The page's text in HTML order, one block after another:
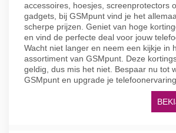
accessoires, hoesjes, screenprotectors
gadgets, bij GSMpunt vind je het
scherpe prijzen. Geniet van hoge
en vind de perfecte deal voor jouw
Wacht niet langer en neem een kijkje in
assortiment van GSMpunt. Deze
geldig, dus mis het niet. Bespaar nu tot
GSMpunt en upgrade je telefoonervaring